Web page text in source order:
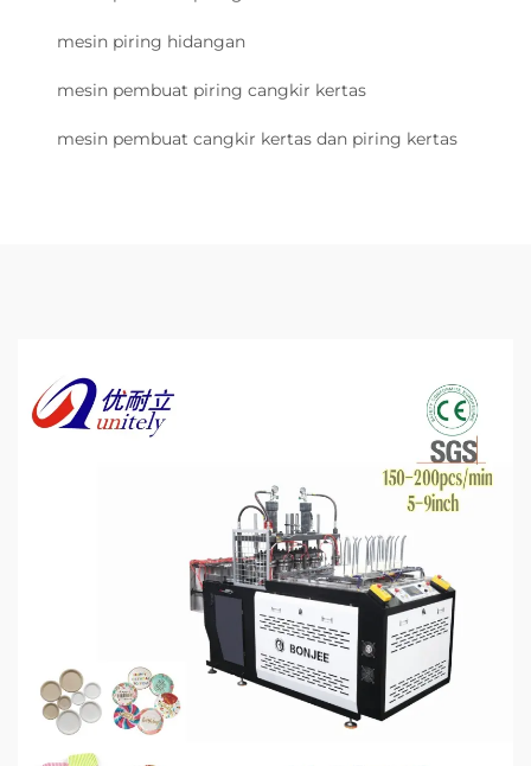
mesin piring hidangan
mesin pembuat piring cangkir kertas
mesin pembuat cangkir kertas dan piring kertas